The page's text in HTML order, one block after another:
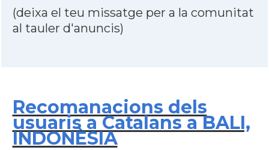
(deixa el teu missatge per a la comunitat
al tauler d'anuncis)
Recomanacions dels
usuaris a Catalans a BALI,
INDONÈSIA